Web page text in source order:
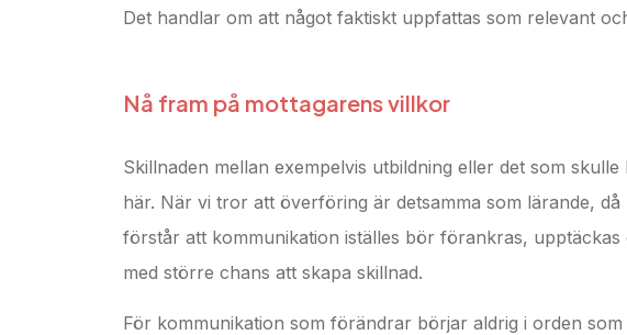
Det handlar om att något faktiskt uppfattas som relevant
Nå fram på mottagarens villkor
Skillnaden mellan exempelvis utbildning eller det som
här. När vi tror att överföring är detsamma som lärande,
förstår att kommunikation iställes bör förankras,
med större chans att skapa skillnad.
För kommunikation som förändrar börjar aldrig i orden